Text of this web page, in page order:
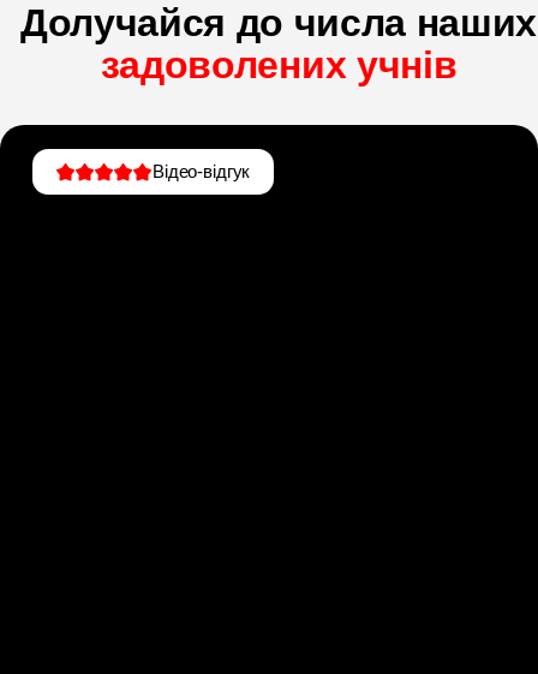
Долучайся до числа наших
задоволених учнів
Відео-відгук